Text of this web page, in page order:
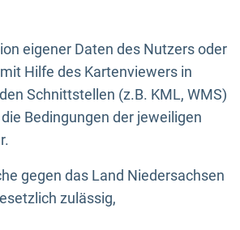
eigener Daten des Nutzers oder
Hilfe des Kartenviewers in
Schnittstellen (z.B. KML, WMS)
Bedingungen der jeweiligen
gegen das Land Niedersachsen
zulässig,